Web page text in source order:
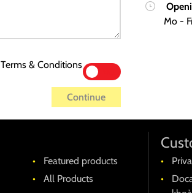
YES
Terms & Conditions
Continue
Mo -
Featured products
All Products